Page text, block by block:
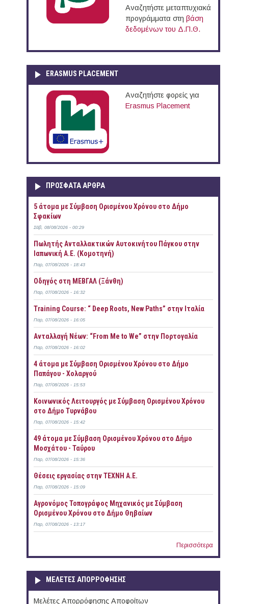
Αναζητήστε μεταπτυχιακά
προγράμματα στη βάση
δεδομένων του Δ.Π.Θ.
ERASMUS PLACEMENT
Αναζητήστε φορείς για
Erasmus Placement
ΠΡOΣΦΑΤΑ AΡΘΡΑ
5 άτομα με Σύμβαση Ορισμένου Χρόνου στο Δήμο
Σφακίων
Σάβ, 08/08/2026 - 00:29
Πωλητής Ανταλλακτικών Αυτοκινήτου Πάγκου στην
Ιαπωνική Α.Ε. (Κομοτηνή)
Παρ, 07/08/2026 - 18:43
Οδηγός στη ΜΕΒΓΑΛ (Ξάνθη)
Παρ, 07/08/2026 - 16:32
Training Course: “ Deep Roots, New Paths” στην Ιταλία
Παρ, 07/08/2026 - 16:05
Ανταλλαγή Νέων: “From Me to We” στην Πορτογαλία
Παρ, 07/08/2026 - 16:02
4 άτομα με Σύμβαση Ορισμένου Χρόνου στο Δήμο
Παπάγου - Χολαργού
Παρ, 07/08/2026 - 15:53
Κοινωνικός Λειτουργός με Σύμβαση Ορισμένου Χρόνου
στο Δήμο Τυρνάβου
Παρ, 07/08/2026 - 15:42
49 άτομα με Σύμβαση Ορισμένου Χρόνου στο Δήμο
Μοσχάτου - Ταύρου
Παρ, 07/08/2026 - 15:36
Θέσεις εργασίας στην ΤΕΧΝΗ Α.Ε.
Παρ, 07/08/2026 - 15:09
Αγρονόμος Τοπογράφος Μηχανικός με Σύμβαση
Ορισμένου Χρόνου στο Δήμο Θηβαίων
Παρ, 07/08/2026 - 13:17
Περισσότερα
ΜΕΛΕΤΕΣ ΑΠΟΡΡΟΦΗΣΗΣ
Μελέτες Απορρόφησης Αποφοίτων